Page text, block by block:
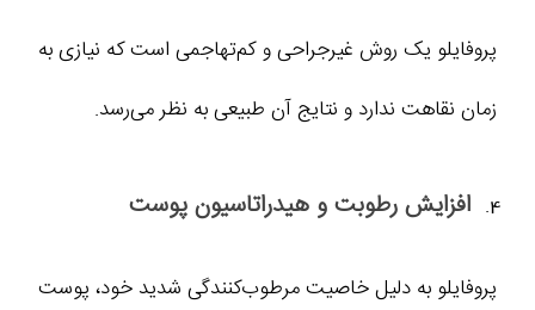
پروفایلو یک روش غیرجراحی و کم‌تهاجمی است که نیازی به
زمان نقاهت ندارد و نتایج آن طبیعی به نظر می‌رسد.
افزایش رطوبت و هیدراتاسیون پوست
پروفایلو به دلیل خاصیت مرطوب‌کنندگی شدید خود، پوست